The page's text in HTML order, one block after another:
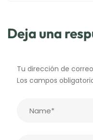
Deja una
Tu dirección de
Los campos